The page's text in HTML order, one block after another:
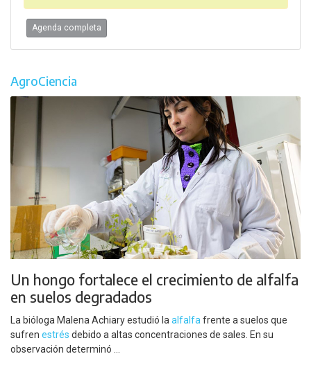
Agenda completa
AgroCiencia
Un hongo fortalece el crecimiento de alfalfa
en suelos degradados
La bióloga Malena Achiary estudió la alfalfa frente a suelos que
sufren estrés debido a altas concentraciones de sales. En su
observación determinó ...